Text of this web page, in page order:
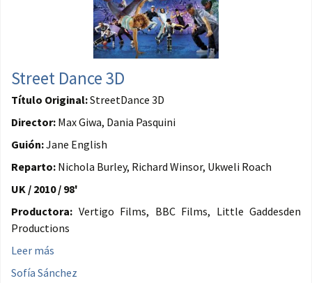
Street Dance 3D
Título Original:StreetDance 3D
Director: Max Giwa, Dania Pasquini
Guión:Jane English
Reparto: Nichola Burley, Richard Winsor, Ukweli Roach
UK / 2010 / 98'
Productora: Vertigo Films, BBC Films, Little Gaddesden
Productions
Leer más
Sofía Sánchez